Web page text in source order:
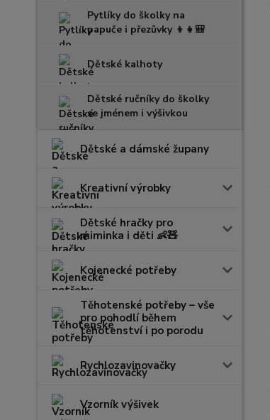
Pytlíky do školky na
papuče i přezůvky 👦👧🎒
Dětské kalhoty
Dětské ručníky do školky
se jménem i výšivkou
Dětské a dámské župany
Kreativní výrobky
Dětské hračky pro
miminka i děti 👶🧸
Kojenecké potřeby
Těhotenské potřeby – vše
pro pohodlí během
těhotenství i po porodu
Rychlozavinovačky
Vzorník výšivek